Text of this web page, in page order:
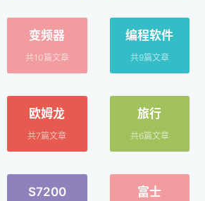
变频器
共10篇文章
编程软件
共9篇文章
欧姆龙
共7篇文章
旅行
共6篇文章
S7200 富士